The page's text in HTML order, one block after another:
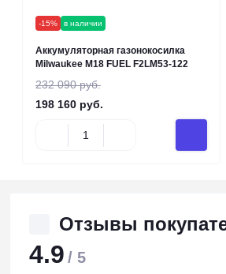
-15% в наличии
Аккумуляторная газонокосилка
Milwaukee M18 FUEL F2LM53-122
232 090 руб.
198 160 руб.
Отзывы
4.9 / 5